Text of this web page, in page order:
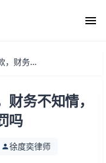
公司员工私自挪用公款，财务不知情，财务会受处罚吗
务不知情，
吗
徐度奕律师